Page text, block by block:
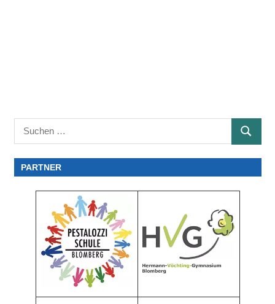
Suchen
nach:
SUCHEN
PARTNER